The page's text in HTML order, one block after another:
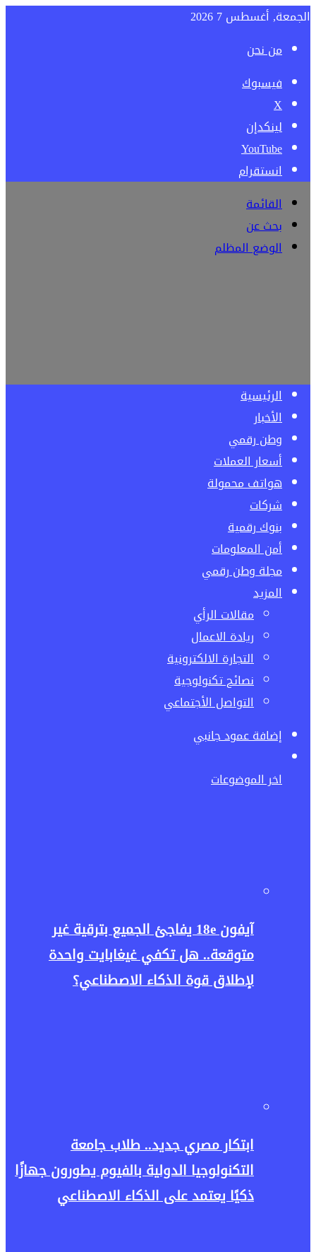
الجمعة, أغسطس 7 2026
من نحن
فيسبوك
‫X
لينكدإن
‫YouTube
انستقرام
القائمة
بحث عن
الوضع المظلم
الرئيسية
الأخبار
وطن رقمي
أسعار العملات
هواتف محمولة
شركات
بنوك رقمية
أمن المعلومات
مجلة وطن رقمي
المزيد
مقالات الرأي
ريادة الاعمال
التجارة الالكترونية
نصائح تكنولوجية
التواصل الأجتماعي
إضافة عمود جانبي
اخر الموضوعات
آيفون 18e يفاجئ الجميع بترقية غير
متوقعة.. هل تكفي غيغابايت واحدة
لإطلاق قوة الذكاء الاصطناعي؟
ابتكار مصري جديد.. طلاب جامعة
التكنولوجيا الدولية بالفيوم يطورون جهازًا
ذكيًا يعتمد على الذكاء الاصطناعي